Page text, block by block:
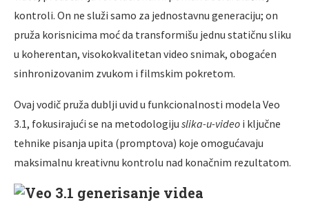
kontroli. On ne služi samo za jednostavnu generaciju; on
pruža korisnicima moć da transformišu jednu statičnu sliku
u koherentan, visokokvalitetan video snimak, obogaćen
sinhronizovanim zvukom i filmskim pokretom.
Ovaj vodič pruža dublji uvid u funkcionalnosti modela Veo
3.1, fokusirajući se na metodologiju slika-u-video i ključne
tehnike pisanja upita (promptova) koje omogućavaju
maksimalnu kreativnu kontrolu nad konačnim rezultatom.